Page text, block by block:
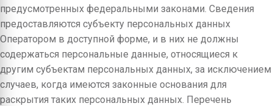
предусмотренных федеральными законами. Сведения
предоставляются субъекту персональных данных
Оператором в доступной форме, и в них не должны
содержаться персональные данные, относящиеся к
другим субъектам персональных данных, за исключением
случаев, когда имеются законные основания для
раскрытия таких персональных данных. Перечень